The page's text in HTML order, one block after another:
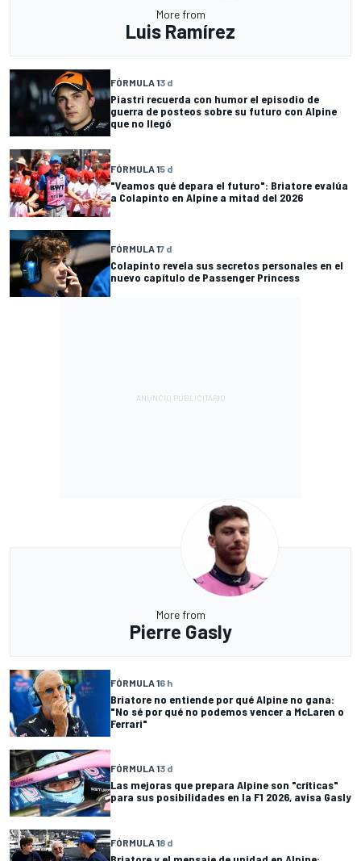
More from
Luis Ramírez
FÓRMULA 13 d
Piastri recuerda con humor el episodio de
guerra de posteos sobre su futuro con Alpine
que no llegó
FÓRMULA 15 d
"Veamos qué depara el futuro": Briatore evalúa
a Colapinto en Alpine a mitad del 2026
FÓRMULA 17 d
Colapinto revela sus secretos personales en el
nuevo capítulo de Passenger Princess
More from
Pierre Gasly
FÓRMULA 16 h
Briatore no entiende por qué Alpine no gana:
"No sé por qué no podemos vencer a McLaren o
Ferrari"
FÓRMULA 13 d
Las mejoras que prepara Alpine son "críticas"
para sus posibilidades en la F1 2026, avisa Gasly
FÓRMULA 18 d